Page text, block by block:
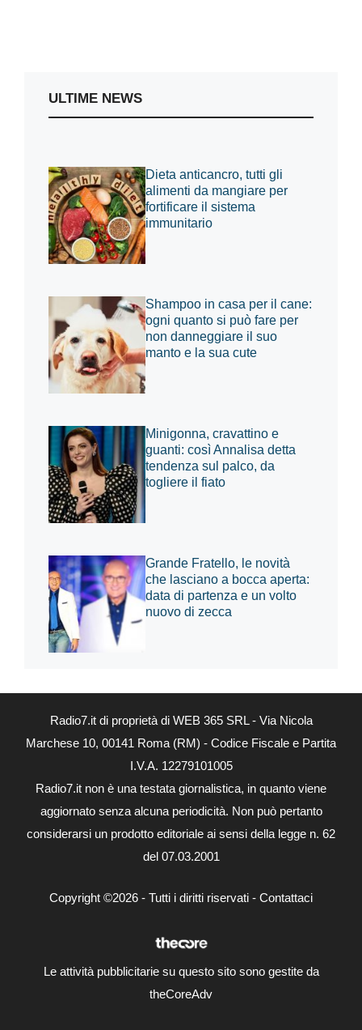
ULTIME NEWS
Dieta anticancro, tutti gli
alimenti da mangiare per
fortificare il sistema
immunitario
Shampoo in casa per il cane:
ogni quanto si può fare per
non danneggiare il suo
manto e la sua cute
Minigonna, cravattino e
guanti: così Annalisa detta
tendenza sul palco, da
togliere il fiato
Grande Fratello, le novità
che lasciano a bocca aperta:
data di partenza e un volto
nuovo di zecca
Radio7.it di proprietà di WEB 365 SRL - Via Nicola
Marchese 10, 00141 Roma (RM) - Codice Fiscale e Partita
I.V.A. 12279101005
Radio7.it non è una testata giornalistica, in quanto viene
aggiornato senza alcuna periodicità. Non può pertanto
considerarsi un prodotto editoriale ai sensi della legge n. 62
del 07.03.2001
Copyright ©2026 - Tutti i diritti riservati - Contattaci
Le attività pubblicitarie su questo sito sono gestite da
theCoreAdv